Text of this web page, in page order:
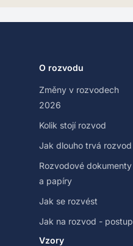
O rozvodu
Změny v rozvodech
2026
Kolik stojí rozvod
Jak dlouho trvá rozvod
Rozvodové dokumenty
a papíry
Jak se rozvést
Jak na rozvod - postup
Vzory